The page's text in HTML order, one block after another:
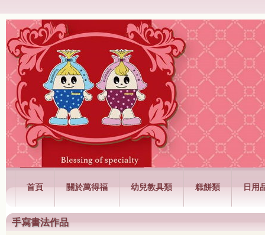
萬得福興業有限公司
首頁 關於萬得福 幼兒教具類 糕餅類 日用
手寫書法作品